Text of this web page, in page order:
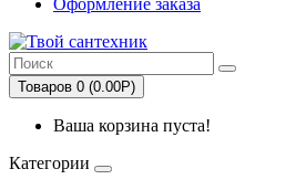
Оформление заказа
Товаров 0 (0.00Р)
Ваша корзина пуста!
Категории